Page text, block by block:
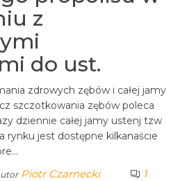
z
do ust.
zdrowych zębów i całej jamy
szczotkowania zębów poleca
dziennie całej jamy ustenj tzw
rynku jest dostępne kilkanaście
Piotr Czarnecki 1